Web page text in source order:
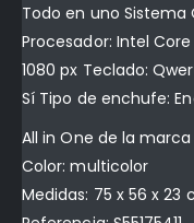
Todo en uno Sistema
Procesador: Intel Core
1080 px Teclado:
Sí Tipo de enchufe:
All in One de la marca
Color: multicolor
Medidas: 75 x 56 x